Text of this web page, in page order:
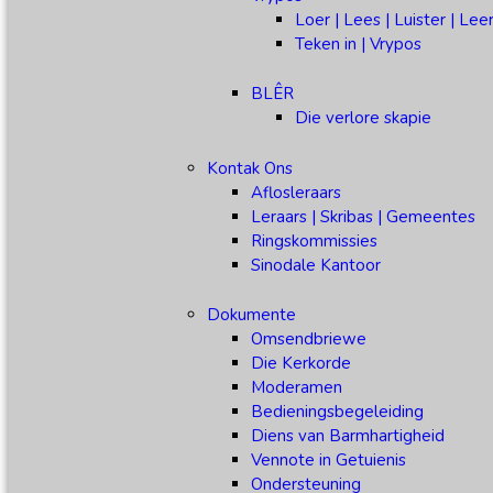
Loer | Lees | Luister | Leer
Teken in | Vrypos
BLÊR
Die verlore skapie
Kontak Ons
Aflosleraars
Leraars | Skribas | Gemeentes
Ringskommissies
Sinodale Kantoor
Dokumente
Omsendbriewe
Die Kerkorde
Moderamen
Bedieningsbegeleiding
Diens van Barmhartigheid
Vennote in Getuienis
Ondersteuning